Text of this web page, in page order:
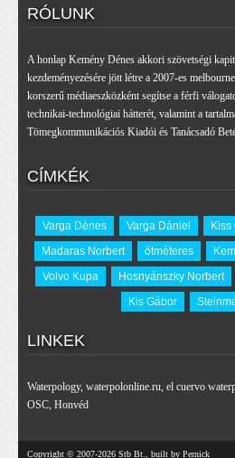
RÓLUNK
A honlap Kemény Dénes akkori szövetségi
kezdeményezésére jött létre a 2007-es
korszerű médiaeszközként segítse a férfi
technikai-technológiai hátterét, valamint a
Tömegkommunikációs Kiadói és Tanácsadó
CÍMKÉK
Varga Dénes Varga Dániel Kiss
Madaras Norbert
ötméteres
Volvo Kupa
Hosnyánszky Norbert
Kis Gábor
LINKEK
Waterpology, waterpolonline.ru, el cuervo
OSC, Honvéd
Copyright © 2007-2026 Stb Bt., built by Pernick